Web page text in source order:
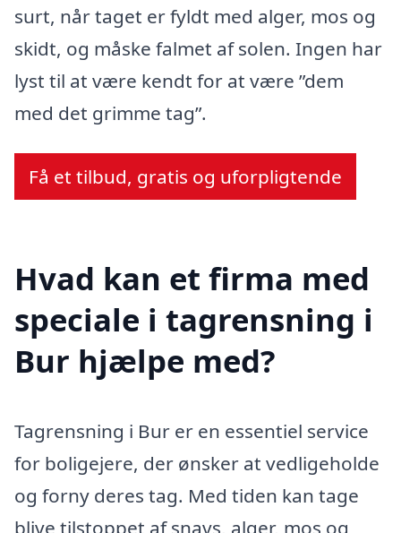
surt, når taget er fyldt med alger, mos og
skidt, og måske falmet af solen. Ingen har
lyst til at være kendt for at være ”dem
med det grimme tag”.
Få et tilbud, gratis og uforpligtende
Hvad kan et firma med
speciale i tagrensning i
Bur hjælpe med?
Tagrensning i Bur er en essentiel service
for boligejere, der ønsker at vedligeholde
og forny deres tag. Med tiden kan tage
blive tilstoppet af snavs, alger, mos og